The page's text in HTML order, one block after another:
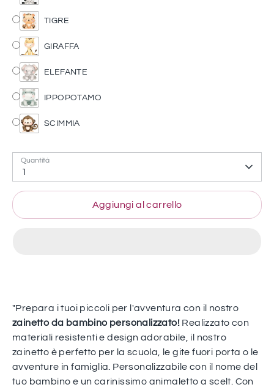
TIGRE
GIRAFFA
ELEFANTE
IPPOPOTAMO
SCIMMIA
Quantità
1
Aggiungi al carrello
"Prepara i tuoi piccoli per l'avventura con il nostro
zainetto da bambino personalizzato! Realizzato con
materiali resistenti e design adorabile, il nostro
zainetto è perfetto per la scuola, le gite fuori porta o le
avventure in famiglia. Personalizzabile con il nome del
tuo bambino e un carinissimo animaletto a scelt. Con